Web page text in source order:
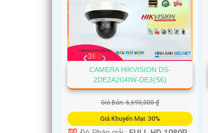
CAMERA HIKVISION DS-
2DE2A204IW-DE3(S6)
Giá Bán: 6,690,000 ₫
Giá Khuyến Mại: 30%